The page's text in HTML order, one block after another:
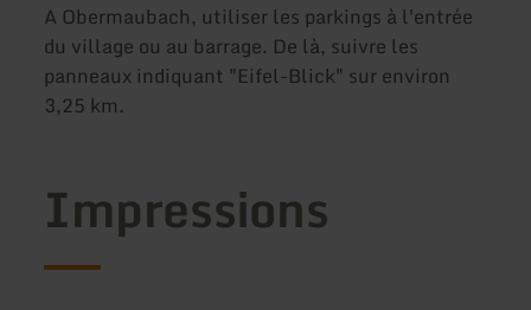
A Obermaubach, utiliser les parkings à l'entrée
du village ou au barrage. De là, suivre les
panneaux indiquant "Eifel-Blick" sur environ
3,25 km.
Impressions